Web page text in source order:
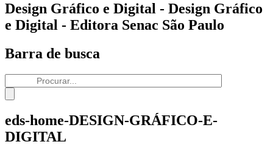
Design Gráfico e Digital - Design Gráfico
e Digital - Editora Senac São Paulo
Barra de busca
eds-home-DESIGN-GRÁFICO-E-
DIGITAL